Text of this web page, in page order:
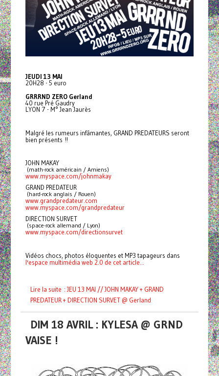
JEUDI 13 MAI
20H28 - 5 euro
GRRRND ZERO Gerland
40 rue Pré Gaudry
LYON 7 - M° Jean Jaurès
Malgré les rumeurs infâmantes, GRAND PREDATEURS seront
bien présents !!
JOHN MAKAY
(math-rock américain / Amiens)
www.myspace.com/johnmakay
GRAND PREDATEUR
(hard-rock anglais / Rouen)
www.grandpredateur.com
www.myspace.com/grandpredateur
DIRECTION SURVET
(space-rock allemand / Lyon)
www.myspace.com/directionsurvet
Vidéos chocs, photos éloquentes et MP3 tapageurs dans
l'espace multimédia web 2.0 de cet article...
Lire la suite : JEU 13 MAI // JOHN MAKAY + GRAND
PREDATEUR + DIRECTION SURVET @ Gerland
DIM 18 AVRIL : KYLESA @ GRND
VAISE !